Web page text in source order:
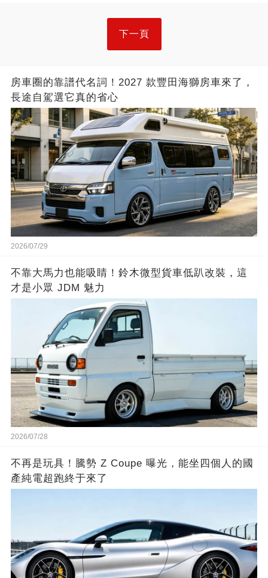
下一頁
房車圈的靠譜代名詞！2027 款豐田海獅房車來了，
長途自駕選它真的省心
2026/07/29
不靠大馬力也能吸睛！鈴木微型貨車低趴改裝，這
才是小眾 JDM 魅力
2026/07/28
不再是玩具！騰勢 Z Coupe 曝光，能坐四個人的國
產純電超跑終于來了